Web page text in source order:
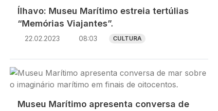
Ílhavo: Museu Marítimo estreia tertúlias
“Memórias Viajantes”.
22.02.2023 08:03 CULTURA
Imagem
Museu Marítimo apresenta conversa de